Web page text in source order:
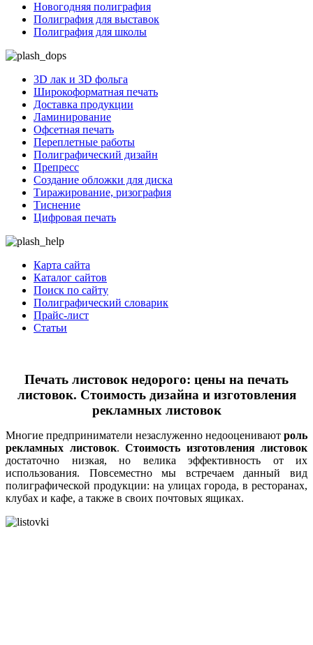
Новогодняя полиграфия
Полиграфия для выставок
Полиграфия для школы
3D лак и 3D фольга
Широкоформатная печать
Доставка продукции
Ламинирование
Офсетная печать
Переплетные работы
Полиграфический дизайн
Препресс
Создание обложки для диска
Тиражирование, ризография
Тиснение
Цифровая печать
Карта сайта
Каталог сайтов
Поиск по сайту
Полиграфический словарик
Прайс-лист
Статьи
Печать листовок недорого: цены на печать
листовок. Стоимость дизайна и изготовления
рекламных листовок
Многие предприниматели незаслуженно недооценивают роль
рекламных листовок. Стоимость изготовления листовок
достаточно низкая, но велика эффективность от их
использования. Повсеместно мы встречаем данный вид
полиграфической продукции: на улицах города, в ресторанах,
клубах и кафе, а также в своих почтовых ящиках.